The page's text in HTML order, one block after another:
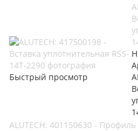
Быстрый просмотр
ALUTECH: 401150630 -